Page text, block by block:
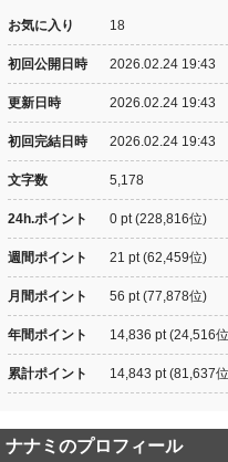
お気に入り 18
初回公開日時 2026.02.24 19:43
更新日時 2026.02.24 19:43
初回完結日時 2026.02.24 19:43
文字数 5,178
24h.ポイント 0 pt (228,816位)
週間ポイント 21 pt (62,459位)
月間ポイント 56 pt (77,878位)
年間ポイント 14,836 pt (24,516
累計ポイント 14,843 pt (81,637
ナナミのプロフィール